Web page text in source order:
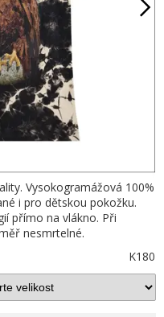
Vysokogramážová 100%
i pro dětskou pokožku.
přímo na vlákno. Při
nesmrtelné.
K180